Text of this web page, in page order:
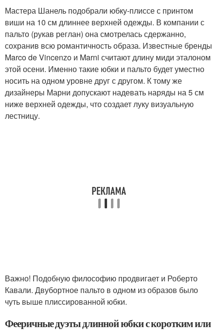
Мастера Шанель подобрали юбку-плиссе с принтом
виши на 10 см длиннее верхней одежды. В компании с
пальто (рукав реглан) она смотрелась сдержанно,
сохранив всю романтичность образа. Известные бренды
Marco de Vincenzo и Marni считают длину миди эталоном
этой осени. Именно такие юбки и пальто будет уместно
носить на одном уровне друг с другом. К тому же
дизайнеры Марни допускают надевать наряды на 5 см
ниже верхней одежды, что создает луку визуальную
лестницу.
Важно! Подобную философию продвигает и Роберто
Кавали. Двубортное пальто в одном из образов было
чуть выше плиссированной юбки.
Фееричные дуэты длинной юбки с коротким или